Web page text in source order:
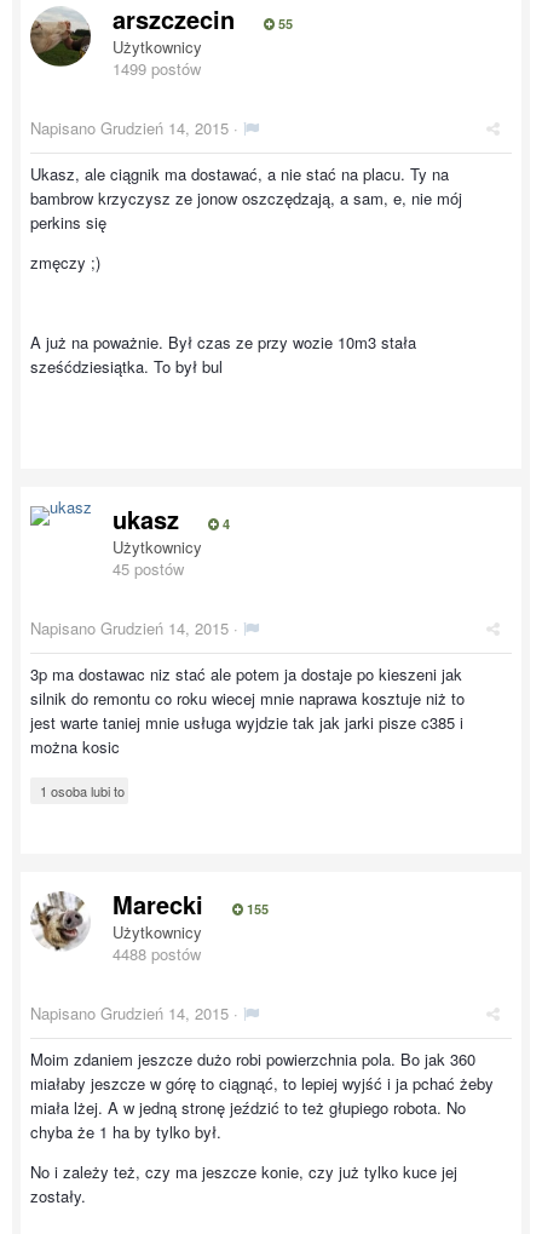
arszczecin 55
Użytkownicy
1499 postów
Napisano Grudzień 14, 2015 ·
Ukasz, ale ciągnik ma dostawać, a nie stać na placu. Ty na
bambrow krzyczysz ze jonow oszczędzają, a sam, e, nie mój
perkins się
zmęczy ;)
A już na poważnie. Był czas ze przy wozie 10m3 stała
sześćdziesiątka. To był bul
ukasz 4
Użytkownicy
45 postów
Napisano Grudzień 14, 2015 ·
3p ma dostawac niz stać ale potem ja dostaje po kieszeni jak
silnik do remontu co roku wiecej mnie naprawa kosztuje niż to
jest warte taniej mnie usługa wyjdzie tak jak jarki pisze c385 i
można kosic
1 osoba lubi to
Marecki 155
Użytkownicy
4488 postów
Napisano Grudzień 14, 2015 ·
Moim zdaniem jeszcze dużo robi powierzchnia pola. Bo jak 360
miałaby jeszcze w górę to ciągnąć, to lepiej wyjść i ja pchać żeby
miała lżej. A w jedną stronę jeździć to też głupiego robota. No
chyba że 1 ha by tylko był.
No i zależy też, czy ma jeszcze konie, czy już tylko kuce jej
zostały.